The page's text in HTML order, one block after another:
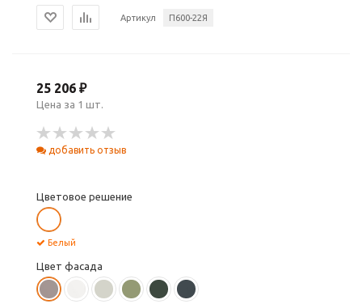
Артикул П600-22Я
25 206 ₽
Цена за 1 шт.
добавить отзыв
Цветовое решение
Белый
Цвет фасада